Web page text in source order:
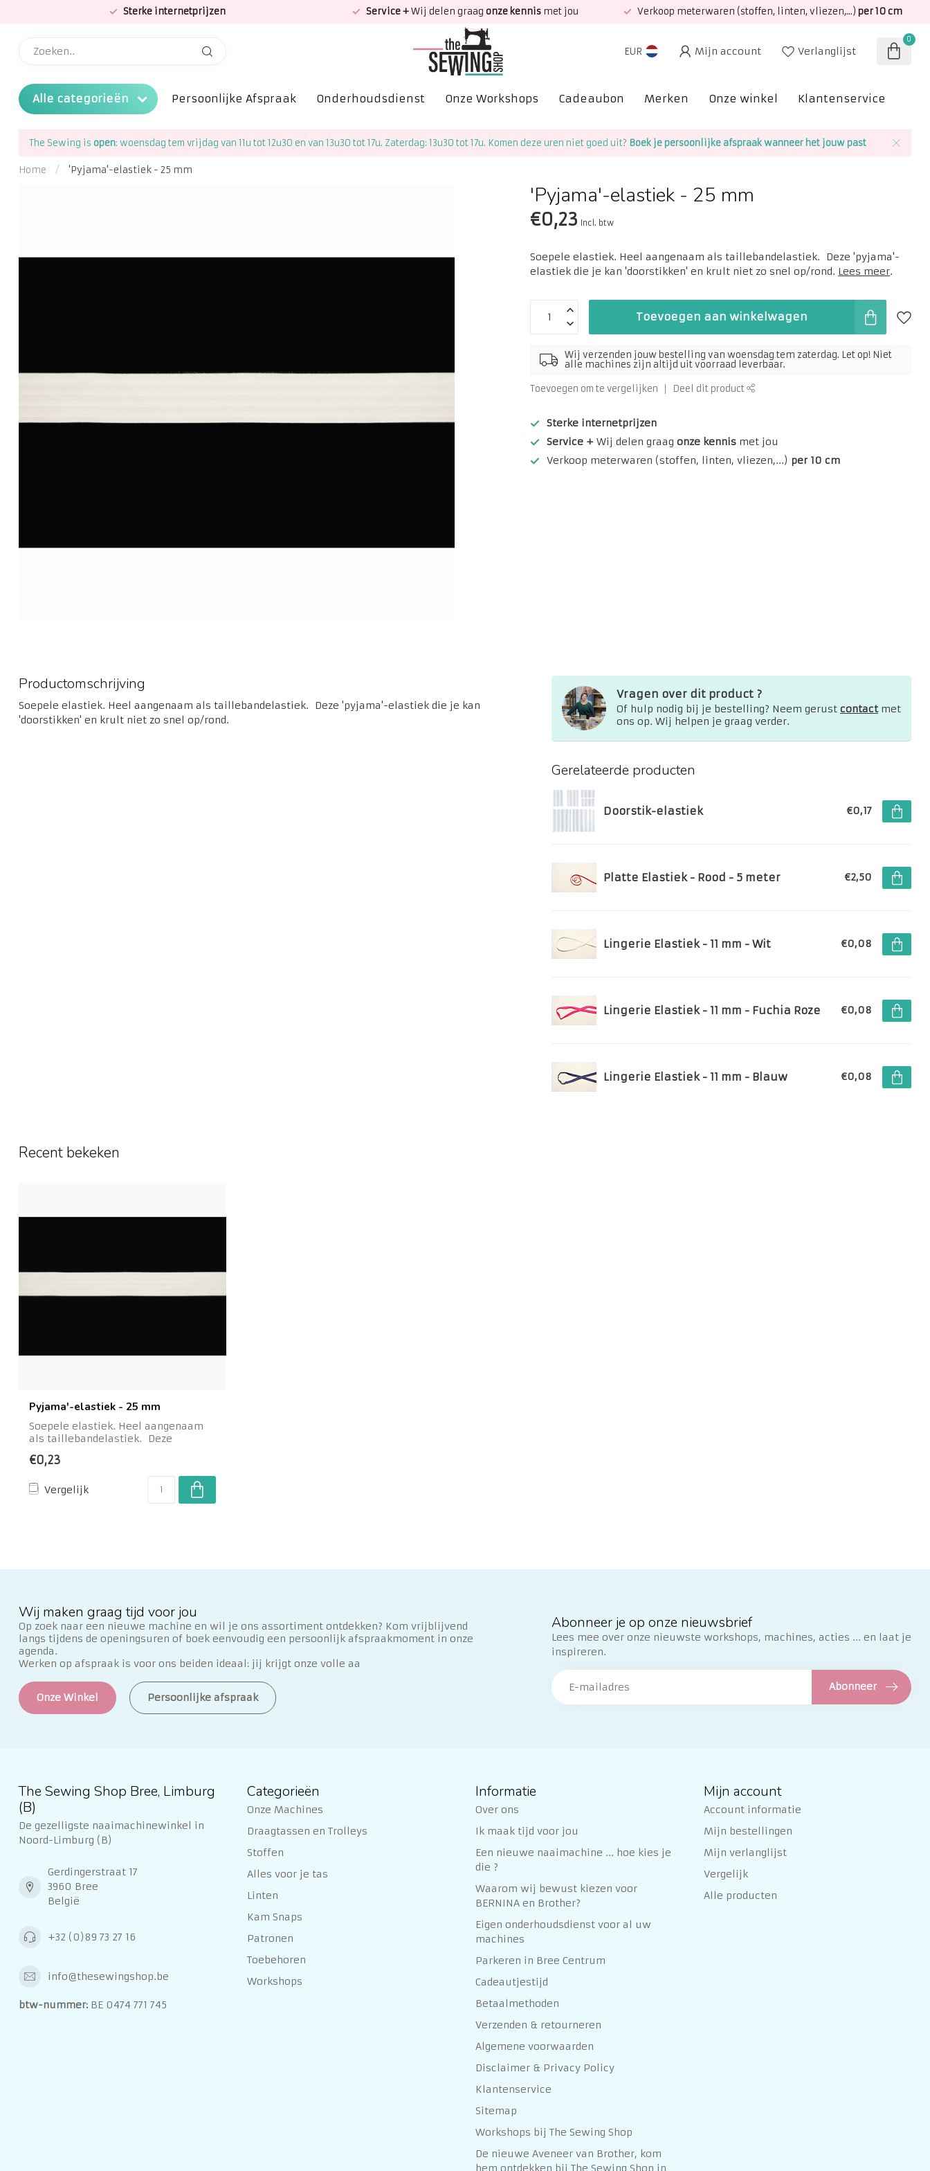
Sterke internetprijzen Service +Wij delen graag onze kennis met jou Verkoop meterwaren (stoffen, linten, vliezen,...) per 10 cm
EUR Mijn account Verlanglijst
0
Alle categorieën Persoonlijke Afspraak Onderhoudsdienst Onze Workshops Cadeaubon Merken Onze winkel Klantenservice
The Sewing is open: woensdag tem vrijdag van 11u tot 12u30 en van 13u30 tot 17u. Zaterdag: 13u30 tot 17u. Komen deze uren niet goed uit? Boek je persoonlijke afspraak wanneer het jouw past
Home / 'Pyjama'-elastiek - 25 mm
'Pyjama'-elastiek - 25 mm
€0,23 Incl. btw
Soepele elastiek. Heel aangenaam als taillebandelastiek. Deze 'pyjama'-
elastiek die je kan 'doorstikken' en krult niet zo snel op/rond. Lees meer.
Toevoegen aan winkelwagen
Wij verzenden jouw bestelling van woensdag tem zaterdag. Let op! Niet
alle machines zijn altijd uit voorraad leverbaar.
Toevoegen om te vergelijken Deel dit product
Sterke internetprijzen
Service + Wij delen graagonze kennis met jou
Verkoop meterwaren (stoffen, linten, vliezen,...) per 10 cm
Productomschrijving
Soepele elastiek. Heel aangenaam als taillebandelastiek. Deze 'pyjama'-elastiek die je kan
'doorstikken' en krult niet zo snel op/rond.
Vragen over dit product ?
Of hulp nodig bij je bestelling? Neem gerust contactmet
ons op. Wij helpen je graag verder.
Gerelateerde producten
Doorstik-elastiek €0,17
Platte Elastiek - Rood - 5 meter €2,50
Lingerie Elastiek - 11 mm - Wit €0,08
Lingerie Elastiek - 11 mm - Fuchia Roze €0,08
Lingerie Elastiek - 11 mm - Blauw €0,08
Recent bekeken
Pyjama'-elastiek - 25 mm
Soepele elastiek. Heel aangenaam
als taillebandelastiek. Deze
€0,23
Vergelijk
Wij maken graag tijd voor jou
Op zoek naar een nieuwe machine en wil je ons assortiment ontdekken? Kom vrijblijvend
langs tijdens de openingsuren of boek eenvoudig een persoonlijk afspraakmoment in onze
agenda.
Werken op afspraak is voor ons beiden ideaal: jij krijgt onze volle aa
Onze Winkel Persoonlijke afspraak
Abonneer je op onze nieuwsbrief
Lees mee over onze nieuwste workshops, machines, acties ... en laat je
inspireren.
Abonneer
The Sewing Shop Bree, Limburg
(B)
De gezelligste naaimachinewinkel in
Noord-Limburg (B)
Gerdingerstraat 17
3960 Bree
België
+32 (0)89 73 27 16
info@thesewingshop.be
btw-nummer: BE 0474 771 745
Categorieën
Onze Machines
Draagtassen en Trolleys
Stoffen
Alles voor je tas
Linten
Kam Snaps
Patronen
Toebehoren
Workshops
Informatie
Over ons
Ik maak tijd voor jou
Een nieuwe naaimachine ... hoe kies je
die ?
Waarom wij bewust kiezen voor
BERNINA en Brother?
Eigen onderhoudsdienst voor al uw
machines
Parkeren in Bree Centrum
Cadeautjestijd
Betaalmethoden
Verzenden & retourneren
Algemene voorwaarden
Disclaimer & Privacy Policy
Klantenservice
Sitemap
Workshops bij The Sewing Shop
De nieuwe Aveneer van Brother, kom
hem ontdekken bij The Sewing Shop in
Mijn account
Account informatie
Mijn bestellingen
Mijn verlanglijst
Vergelijk
Alle producten